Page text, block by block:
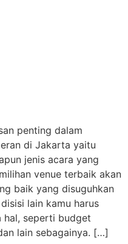
penting dalam
di Jakarta yaitu
jenis acara yang
venue terbaik akan
baik yang disuguhkan
lain kamu harus
hal, seperti budget
lain sebagainya. […]